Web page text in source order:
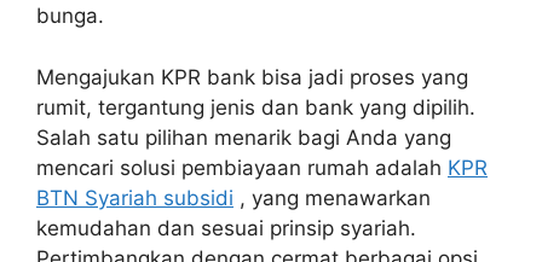
bunga.
Mengajukan KPR bank bisa jadi proses yang
rumit, tergantung jenis dan bank yang dipilih.
Salah satu pilihan menarik bagi Anda yang
mencari solusi pembiayaan rumah adalah KPR
BTN Syariah subsidi , yang menawarkan
kemudahan dan sesuai prinsip syariah.